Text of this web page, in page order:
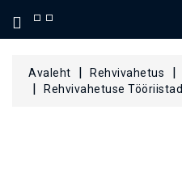
KATEGOORIA
Avaleht Rehvivahetus
Rehvivahetuse Tööriistad